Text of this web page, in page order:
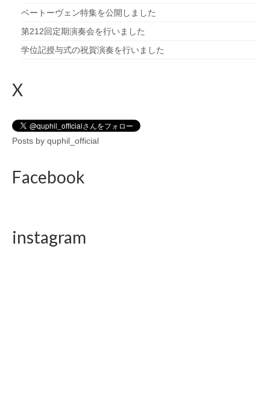
ベートーヴェン特集を公開しました
第212回定期演奏会を行いました
学位記授与式の祝賀演奏を行いました
X
Posts by quphil_official
Facebook
instagram